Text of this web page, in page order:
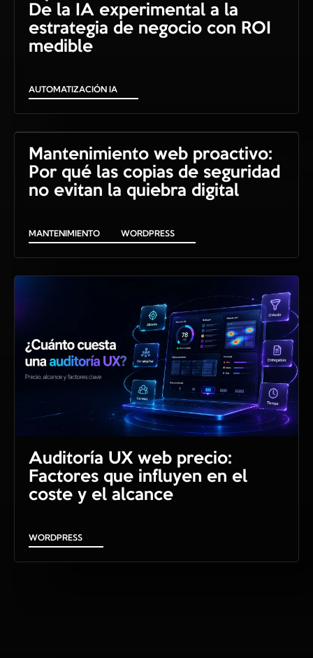
De la IA experimental a la
estrategia de negocio con ROI
medible
AUTOMATIZACIÓN IA
Mantenimiento web proactivo:
Por qué las copias de seguridad
no evitan la quiebra digital
MANTENIMIENTO WORDPRESS
Auditoría UX web precio:
Factores que influyen en el
coste y el alcance
WORDPRESS